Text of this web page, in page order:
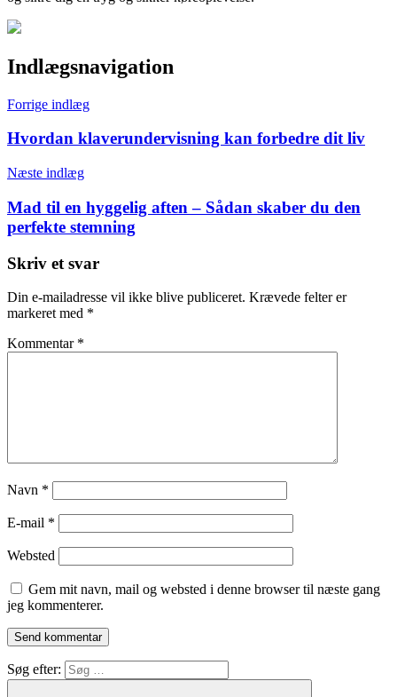
Indlægsnavigation
Forrige indlæg
Hvordan klaverundervisning kan forbedre dit liv
Næste indlæg
Mad til en hyggelig aften – Sådan skaber du den
perfekte stemning
Skriv et svar
Din e-mailadresse vil ikke blive publiceret. Krævede felter er
markeret med *
Kommentar *
Navn *
E-mail *
Websted
Gem mit navn, mail og websted i denne browser til næste gang
jeg kommenterer.
Søg efter: